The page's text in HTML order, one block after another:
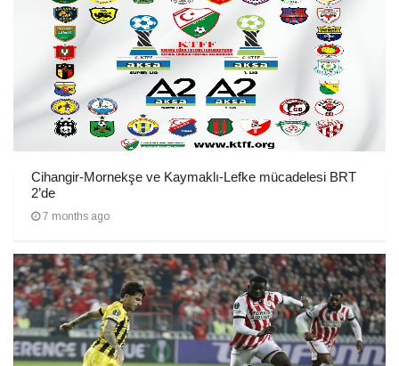
Cihangir-Mornekşe ve Kaymaklı-Lefke mücadelesi BRT
2’de
7 months ago